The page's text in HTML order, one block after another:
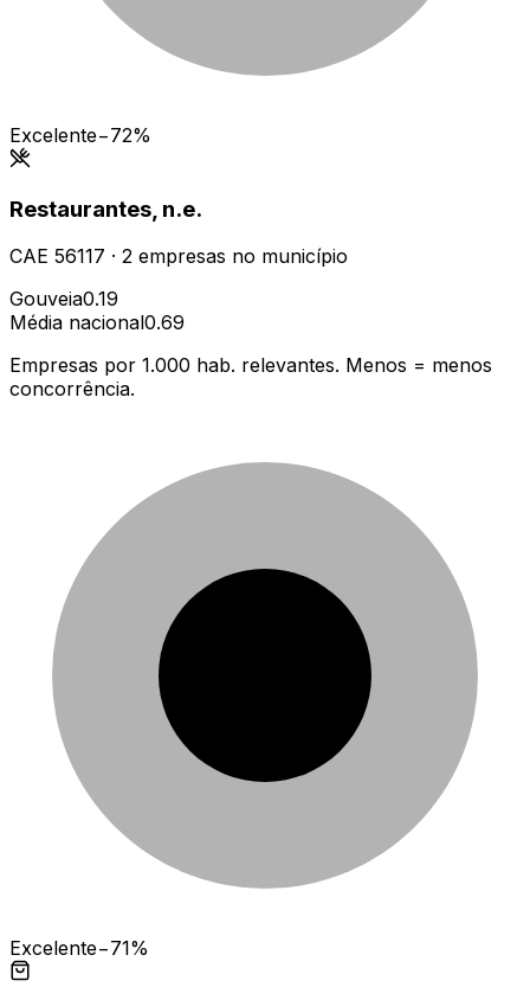
Excelente−72%
Restaurantes, n.e.
CAE 56117 · 2 empresas no município
Gouveia0.19
Média nacional0.69
Empresas por 1.000 hab. relevantes. Menos = menos
concorrência.
Excelente−71%